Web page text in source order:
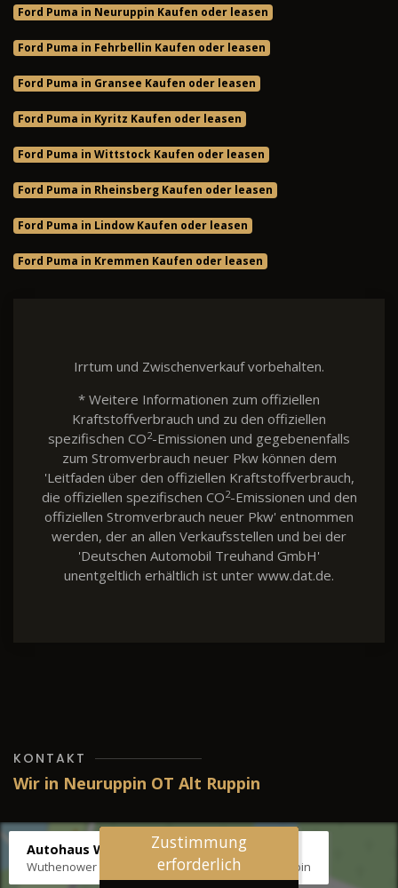
Ford Puma in Neuruppin Kaufen oder leasen
Ford Puma in Fehrbellin Kaufen oder leasen
Ford Puma in Gransee Kaufen oder leasen
Ford Puma in Kyritz Kaufen oder leasen
Ford Puma in Wittstock Kaufen oder leasen
Ford Puma in Rheinsberg Kaufen oder leasen
Ford Puma in Lindow Kaufen oder leasen
Ford Puma in Kremmen Kaufen oder leasen
Irrtum und Zwischenverkauf vorbehalten.
* Weitere Informationen zum offiziellen
Kraftstoffverbrauch und zu den offiziellen
spezifischen CO2-Emissionen und gegebenenfalls
zum Stromverbrauch neuer Pkw können dem
'Leitfaden über den offiziellen Kraftstoffverbrauch,
die offiziellen spezifischen CO2-Emissionen und den
offiziellen Stromverbrauch neuer Pkw' entnommen
werden, der an allen Verkaufsstellen und bei der
'Deutschen Automobil Treuhand GmbH'
unentgeltlich erhältlich ist unter www.dat.de.
KONTAKT
Wir in Neuruppin OT Alt Ruppin
Autohaus Wernicke
Wuthenower Str. 12b, 16827 Neuruppin OT Alt Ruppin
Zustimmung
erforderlich